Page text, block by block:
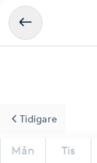
Mån Tis
Tidigare